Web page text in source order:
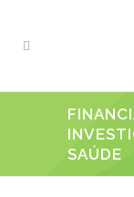
SAÚDE